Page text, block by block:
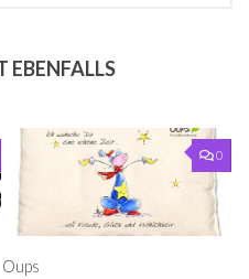
EBENFALLS
0
Oups